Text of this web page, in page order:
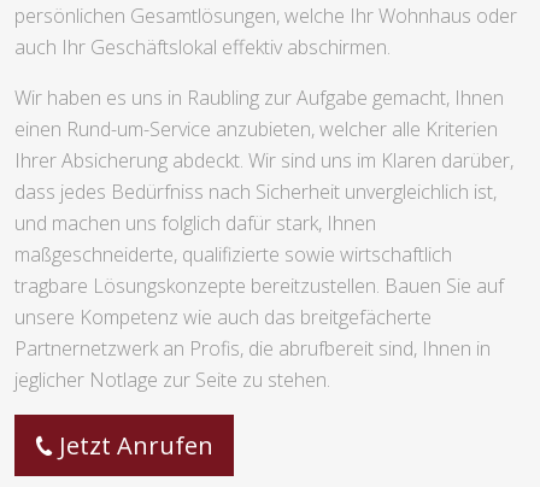
persönlichen Gesamtlösungen, welche Ihr Wohnhaus oder
auch Ihr Geschäftslokal effektiv abschirmen.
Wir haben es uns in Raubling zur Aufgabe gemacht, Ihnen
einen Rund-um-Service anzubieten, welcher alle Kriterien
Ihrer Absicherung abdeckt. Wir sind uns im Klaren darüber,
dass jedes Bedürfniss nach Sicherheit unvergleichlich ist,
und machen uns folglich dafür stark, Ihnen
maßgeschneiderte, qualifizierte sowie wirtschaftlich
tragbare Lösungskonzepte bereitzustellen. Bauen Sie auf
unsere Kompetenz wie auch das breitgefächerte
Partnernetzwerk an Profis, die abrufbereit sind, Ihnen in
jeglicher Notlage zur Seite zu stehen.
Jetzt Anrufen